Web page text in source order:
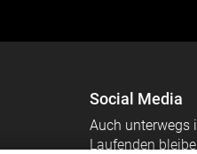
Social Media
Auch unterwegs
Laufenden